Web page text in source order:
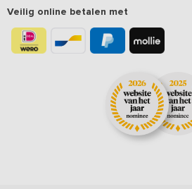
Veilig online betalen met